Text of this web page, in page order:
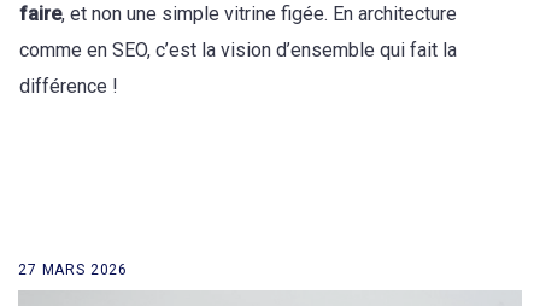
faire, et non une simple vitrine figée. En architecture
comme en SEO, c’est la vision d’ensemble qui fait la
différence !
retour à la liste des news
27 MARS 2026